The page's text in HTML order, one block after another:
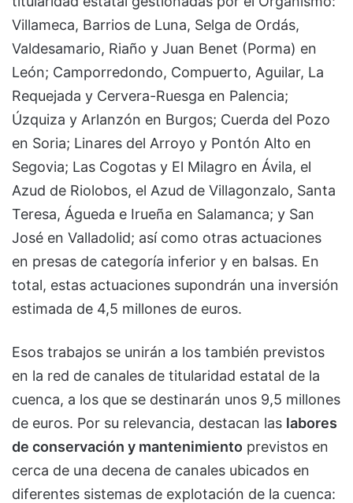
Villameca, Barrios de Luna, Selga de Ordás,
Valdesamario, Riaño y Juan Benet (Porma) en
León; Camporredondo, Compuerto, Aguilar, La
Requejada y Cervera-Ruesga en Palencia;
Úzquiza y Arlanzón en Burgos; Cuerda del Pozo
en Soria; Linares del Arroyo y Pontón Alto en
Segovia; Las Cogotas y El Milagro en Ávila, el
Azud de Riolobos, el Azud de Villagonzalo, Santa
Teresa, Águeda e Irueña en Salamanca; y San
José en Valladolid; así como otras actuaciones
en presas de categoría inferior y en balsas. En
total, estas actuaciones supondrán una inversión
estimada de 4,5 millones de euros.
Esos trabajos se unirán a los también previstos
en la red de canales de titularidad estatal de la
cuenca, a los que se destinarán unos 9,5 millones
de euros. Por su relevancia, destacan las labores
de conservación y mantenimiento previstos en
cerca de una decena de canales ubicados en
diferentes sistemas de explotación de la cuenca: